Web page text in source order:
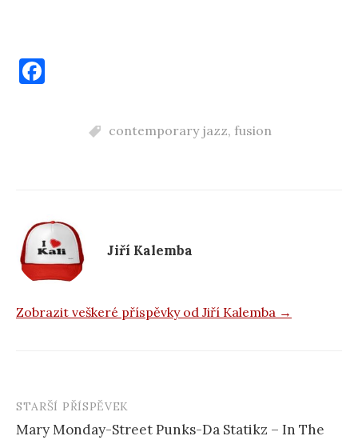
o
k
contemporary jazz, fusion
Jiří Kalemba
Zobrazit veškeré příspěvky od Jiří Kalemba →
Navigace
STARŠÍ PŘÍSPĚVEK
Mary Monday-Street Punks-Da Statikz – In The